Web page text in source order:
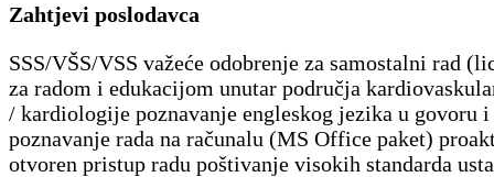
Zahtjevi poslodavca
SSS/VŠS/VSS važeće odobrenje za samostalni rad
za radom i edukacijom unutar područja
/ kardiologije poznavanje engleskog jezika u govoru
poznavanje rada na računalu (MS Office paket)
otvoren pristup radu poštivanje visokih standarda